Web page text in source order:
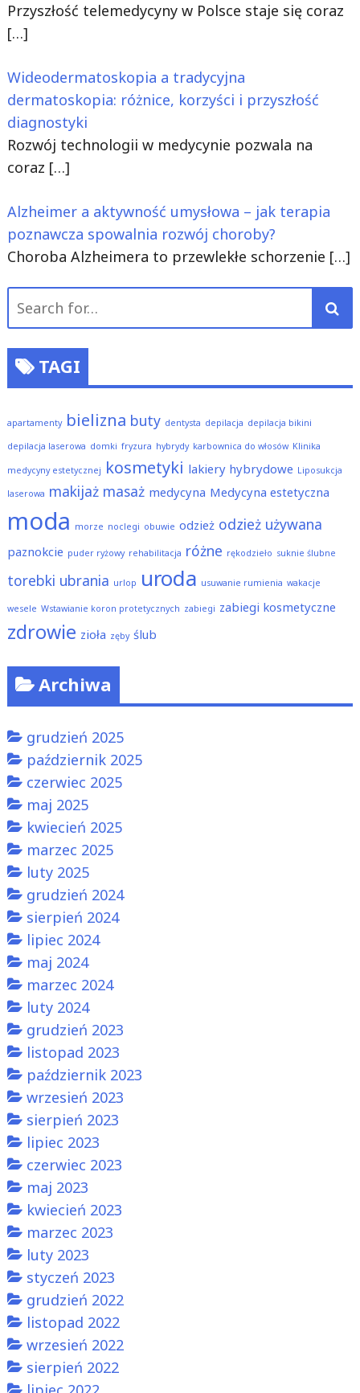
Przyszłość telemedycyny w Polsce staje się coraz
[…]
Wideodermatoskopia a tradycyjna
dermatoskopia: różnice, korzyści i przyszłość
diagnostyki
Rozwój technologii w medycynie pozwala na
coraz […]
Alzheimer a aktywność umysłowa – jak terapia
poznawcza spowalnia rozwój choroby?
Choroba Alzheimera to przewlekłe schorzenie […]
for:
TAGI
apartamenty bielizna buty dentysta depilacja depilacja bikini
depilacja laserowa domki fryzura hybrydy karbownica do włosów Klinika
medycyny estetycznej kosmetyki lakiery hybrydowe Liposukcja
laserowa makijaż masaż medycyna Medycyna estetyczna
moda morze noclegi obuwie odzież odzież używana
paznokcie puder ryżowy rehabilitacja różne rękodzieło suknie ślubne
torebki ubrania urlop uroda usuwanie rumienia wakacje
wesele Wstawianie koron protetycznych zabiegi zabiegi kosmetyczne
zdrowie zioła zęby ślub
Archiwa
grudzień 2025
październik 2025
czerwiec 2025
maj 2025
kwiecień 2025
marzec 2025
luty 2025
grudzień 2024
sierpień 2024
lipiec 2024
maj 2024
marzec 2024
luty 2024
grudzień 2023
listopad 2023
październik 2023
wrzesień 2023
sierpień 2023
lipiec 2023
czerwiec 2023
maj 2023
kwiecień 2023
marzec 2023
luty 2023
styczeń 2023
grudzień 2022
listopad 2022
wrzesień 2022
sierpień 2022